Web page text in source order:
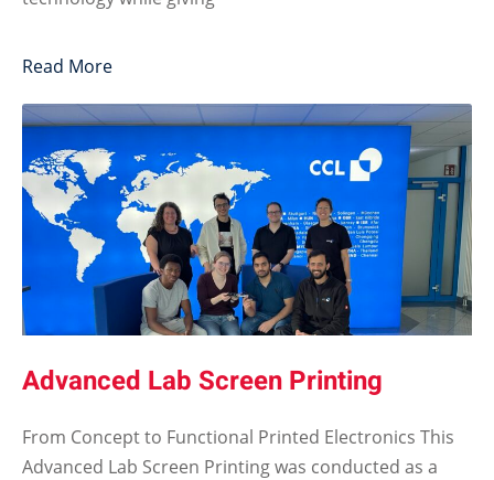
Read More
Advanced Lab Screen Printing
From Concept to Functional Printed Electronics This
Advanced Lab Screen Printing was conducted as a